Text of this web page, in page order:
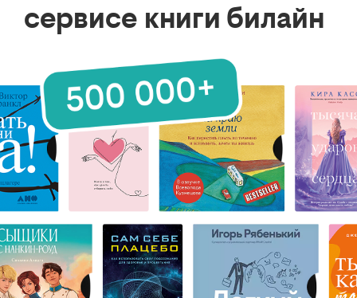
сервисе книги билайн